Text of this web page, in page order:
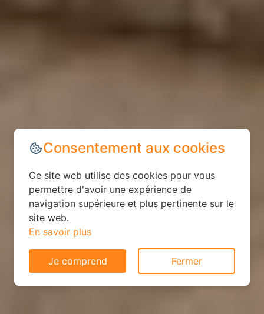
Consentement aux cookies
Ce site web utilise des cookies pour vous
permettre d'avoir une expérience de
navigation supérieure et plus pertinente sur le
site web.
En savoir plus
Je comprend Fermer